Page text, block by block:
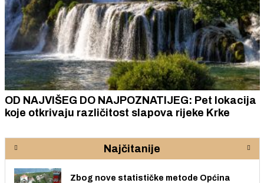
OD NAJVIŠEG DO NAJPOZNATIJEG: Pet lokacija
koje otkrivaju različitost slapova rijeke Krke
Najčitanije
Zbog nove statističke metode Općina